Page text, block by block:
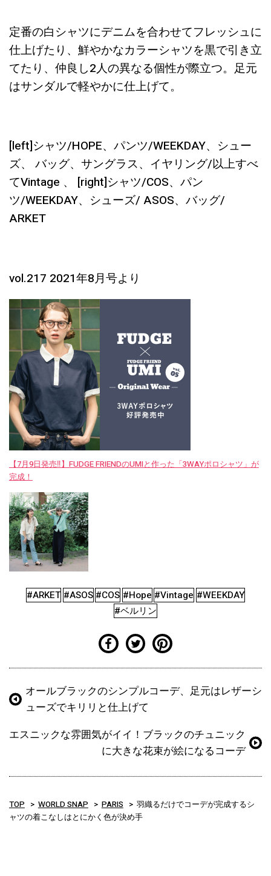
定番の白シャツにデニムを合わせてフレッシュに
仕上げたり、鮮やかなカラーシャツを黒で引き立
てたり、仲良し2人の異なる個性が際立つ。足元
はサンダルで軽やかに仕上げて。
[left]シャツ/HOPE、パンツ/WEEKDAY、シュー
ズ、 バッグ、サングラス、イヤリング/以上すべ
てVintage 、 [right]シャツ/COS、パン
ツ/WEEKDAY、シューズ/ ASOS、バッグ/
ARKET
vol.217 2021年8月号より
【7月9日発売‼︎】FUDGE FRIENDのUMIと作った「3WAYポロシャツ」が
完成！
#ARKET #ASOS #COS #Hope #Vintage #WEEKDAY
#ベルリン
オールブラックのシンプルコーデ、足元はレザーシ
ューズでキリリと仕上げて
エスニックな雰囲気がイイ！ブラックのチュニック
に大きな花束が絵になるコーデ
TOP WORLD SNAP PARIS
羽織るだけでコーデが完成するシ
ャツの着こなしはとにかく色が決め手